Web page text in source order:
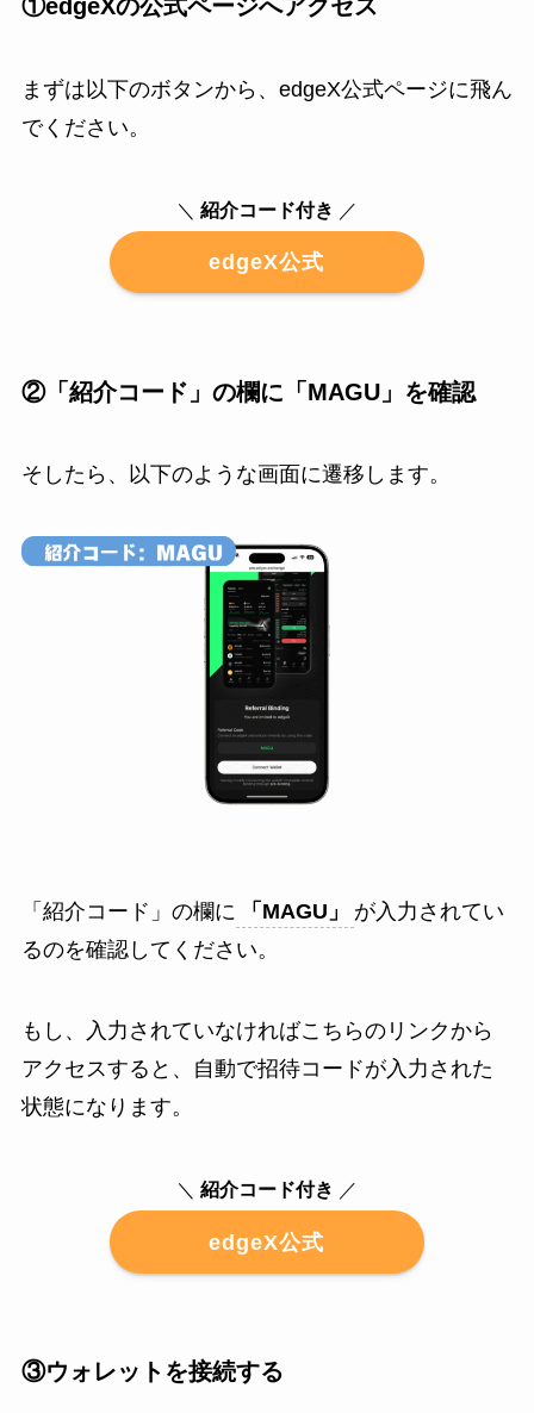
①edgeXの公式ページへアクセス
まずは以下のボタンから、edgeX公式ページに飛ん
でください。
＼ 紹介コード付き ／
edgeX公式
②「紹介コード」の欄に「MAGU」を確認
そしたら、以下のような画面に遷移します。
「紹介コード」の欄に 「MAGU」
が入力されてい
るのを確認してください。
もし、入力されていなければこちらのリンクから
アクセスすると、自動で招待コードが入力された
状態になります。
＼ 紹介コード付き ／
edgeX公式
③ウォレットを接続する